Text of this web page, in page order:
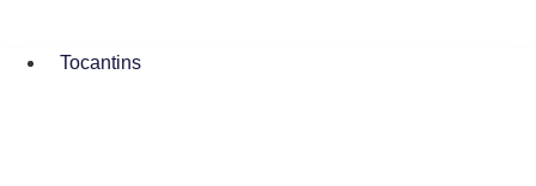
Tocantins